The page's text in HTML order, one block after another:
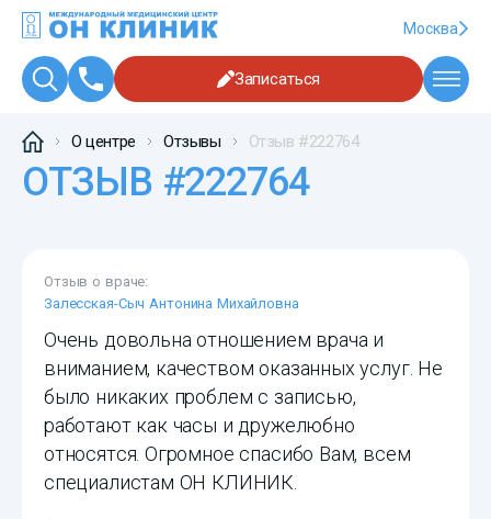
Москва
Записаться
О центре Отзывы Отзыв #222764
ОТЗЫВ #222764
Отзыв о враче:
Залесская-Сыч Антонина Михайловна
Очень довольна отношением врача и
вниманием, качеством оказанных услуг. Не
было никаких проблем с записью,
работают как часы и дружелюбно
относятся. Огромное спасибо Вам, всем
специалистам ОН КЛИНИК.